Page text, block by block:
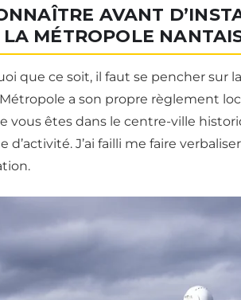
AVANT
MÉTROPOLE
que ce soit, il faut se pencher sur
a son propre règlement
vous êtes dans le centre-ville
d’activité. J’ai failli me faire